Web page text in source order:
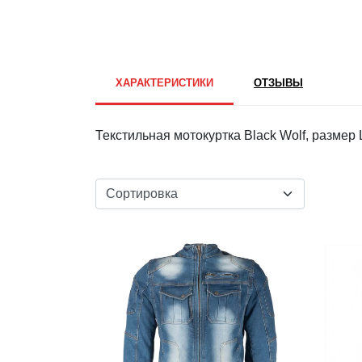
ХАРАКТЕРИСТИКИ ОТЗЫВЫ
Текстильная мотокуртка Black Wolf, размер